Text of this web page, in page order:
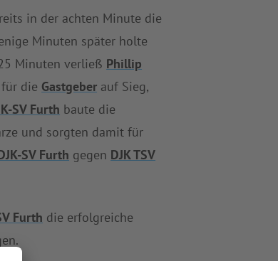
in der achten Minute die
Minuten später holte
Minuten verließ Phillip
die Gastgeber auf Sieg,
SV Furth baute die
und sorgten damit für
SV Furth gegen DJK TSV
Furth die erfolgreiche